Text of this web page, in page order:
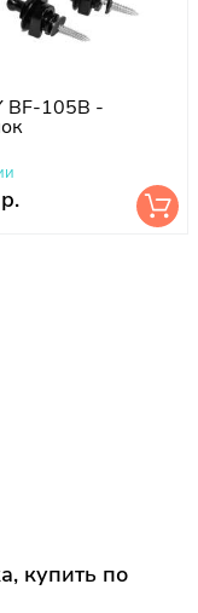
BF-105B -
купить по